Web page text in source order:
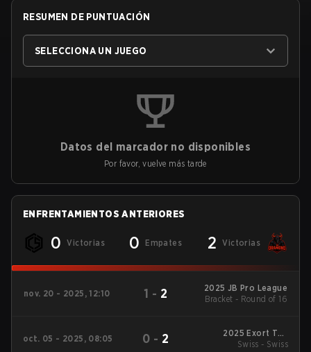
RESUMEN DE PUNTUACIÓN
SELECCIONA UN JUEGO
Datos del marcador no disponibles
Por favor, vuelve más tarde
ENFRENTAMIENTOS ANTERIORES
0 Victorias 0 Empates 2 Victorias
nov. 20 - 2025, 12:10 1 - 2
2025 JB Pro League
Bracket - Round of 16
oct. 05 - 2025, 08:05 0 - 2
2025 Exort The
Proving Grounds
Swiss - Swiss